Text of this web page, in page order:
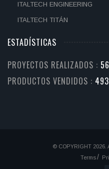
ITALTECH ENGINEERING
ITALTECH TITÁN
ESTADÍSTICAS
PROYECTOS REALIZADOS : 59
PRODUCTOS VENDIDOS :
© COPYRIGHT 2026.
Terms